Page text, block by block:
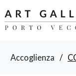
Accoglienza /